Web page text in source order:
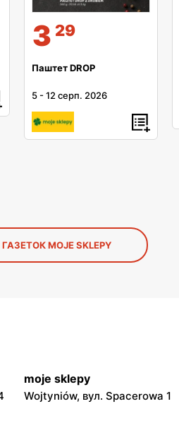
3 29
Паштет DROP
5 -12 серп. 2026
MOJE SKLEPY
moje sklepy
Wojtyniów, вул. Spacerowa 1